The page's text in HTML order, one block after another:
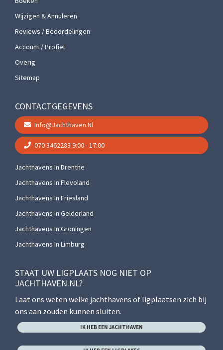
Wijzigen & Annuleren
Reviews / Beoordelingen
Account / Profiel
Overig
Sitemap
CONTACTGEGEVENS
Info@jachthaven.nl
070 3462283 9:00 - 17:00
Jachthavens In Drenthe
Jachthavens In Flevoland
Jachthavens In Friesland
Jachthavens In Gelderland
Jachthavens In Groningen
Jachthavens In Limburg
STAAT UW LIGPLAATS NOG NIET OP
JACHTHAVEN.NL?
Laat ons weten welke jachthavens of ligplaatsen zich bij
ons aan zouden kunnen sluiten.
IK HEB EEN JACHTHAVEN